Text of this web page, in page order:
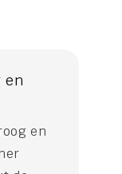
en
en